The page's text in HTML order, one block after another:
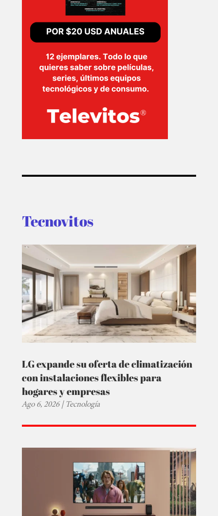
TECNOVITOS
T-
PLUS
Tecnovitos
LG expande su oferta de climatización
con instalaciones flexibles para
hogares y empresas
Ago 6, 2026|Tecnología